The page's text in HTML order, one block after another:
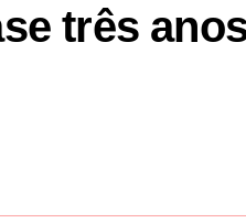
três